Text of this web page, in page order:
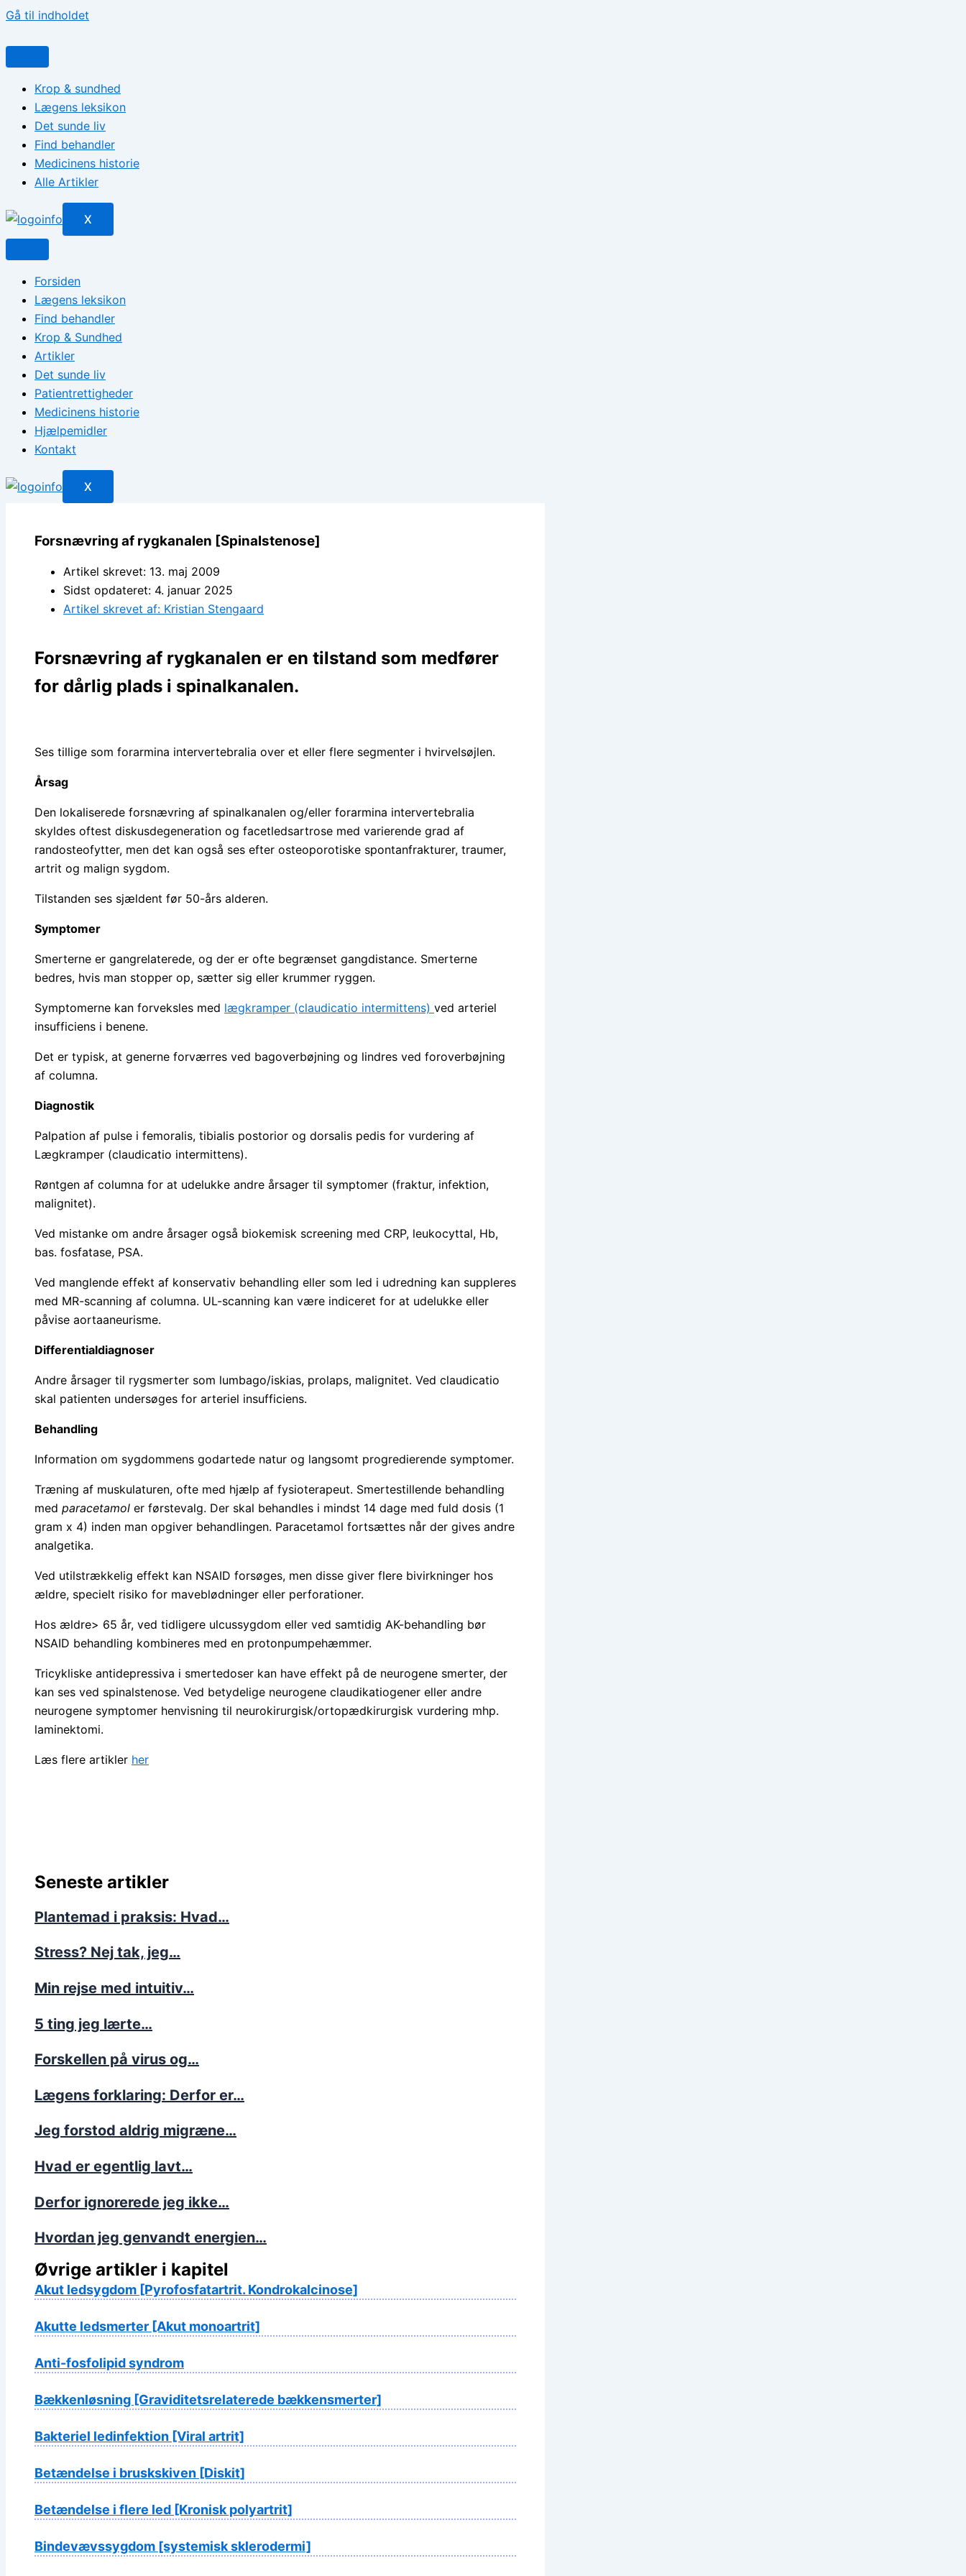
Gå til indholdet
Krop & sundhed
Lægens leksikon
Det sunde liv
Find behandler
Medicinens historie
Alle Artikler
X
Forsiden
Lægens leksikon
Find behandler
Krop & Sundhed
Artikler
Det sunde liv
Patientrettigheder
Medicinens historie
Hjælpemidler
Kontakt
X
Forsnævring af rygkanalen [Spinalstenose]
Artikel skrevet: 13. maj 2009
Sidst opdateret: 4. januar 2025
Artikel skrevet af: Kristian Stengaard
Forsnævring af rygkanalen er en tilstand som medfører
for dårlig plads i spinalkanalen.
Ses tillige som forarmina intervertebralia over et eller flere segmenter i hvirvelsøjlen.
Årsag
Den lokaliserede forsnævring af spinalkanalen og/eller forarmina intervertebralia
skyldes oftest diskusdegeneration og facetledsartrose med varierende grad af
randosteofytter, men det kan også ses efter osteoporotiske spontanfrakturer, traumer,
artrit og malign sygdom.
Tilstanden ses sjældent før 50-års alderen.
Symptomer
Smerterne er gangrelaterede, og der er ofte begrænset gangdistance. Smerterne
bedres, hvis man stopper op, sætter sig eller krummer ryggen.
Symptomerne kan forveksles med lægkramper (claudicatio intermittens) ved arteriel
insufficiens i benene.
Det er typisk, at generne forværres ved bagoverbøjning og lindres ved foroverbøjning
af columna.
Diagnostik
Palpation af pulse i femoralis, tibialis postorior og dorsalis pedis for vurdering af
Lægkramper (claudicatio intermittens).
Røntgen af columna for at udelukke andre årsager til symptomer (fraktur, infektion,
malignitet).
Ved mistanke om andre årsager også biokemisk screening med CRP, leukocyttal, Hb,
bas. fosfatase, PSA.
Ved manglende effekt af konservativ behandling eller som led i udredning kan suppleres
med MR-scanning af columna. UL-scanning kan være indiceret for at udelukke eller
påvise aortaaneurisme.
Differentialdiagnoser
Andre årsager til rygsmerter som lumbago/iskias, prolaps, malignitet. Ved claudicatio
skal patienten undersøges for arteriel insufficiens.
Behandling
Information om sygdommens godartede natur og langsomt progredierende symptomer.
Træning af muskulaturen, ofte med hjælp af fysioterapeut. Smertestillende behandling
med paracetamol er førstevalg. Der skal behandles i mindst 14 dage med fuld dosis (1
gram x 4) inden man opgiver behandlingen. Paracetamol fortsættes når der gives andre
analgetika.
Ved utilstrækkelig effekt kan NSAID forsøges, men disse giver flere bivirkninger hos
ældre, specielt risiko for maveblødninger eller perforationer.
Hos ældre> 65 år, ved tidligere ulcussygdom eller ved samtidig AK-behandling bør
NSAID behandling kombineres med en protonpumpehæmmer.
Tricykliske antidepressiva i smertedoser kan have effekt på de neurogene smerter, der
kan ses ved spinalstenose. Ved betydelige neurogene claudikatiogener eller andre
neurogene symptomer henvisning til neurokirurgisk/ortopædkirurgisk vurdering mhp.
laminektomi.
Læs flere artikler her
Seneste artikler
Plantemad i praksis: Hvad…
Stress? Nej tak, jeg…
Min rejse med intuitiv…
5 ting jeg lærte…
Forskellen på virus og…
Lægens forklaring: Derfor er…
Jeg forstod aldrig migræne…
Hvad er egentlig lavt…
Derfor ignorerede jeg ikke…
Hvordan jeg genvandt energien…
Øvrige artikler i kapitel
Akut ledsygdom [Pyrofosfatartrit. Kondrokalcinose]
Akutte ledsmerter [Akut monoartrit]
Anti-fosfolipid syndrom
Bækkenløsning [Graviditetsrelaterede bækkensmerter]
Bakteriel ledinfektion [Viral artrit]
Betændelse i bruskskiven [Diskit]
Betændelse i flere led [Kronisk polyartrit]
Bindevævssygdom [systemisk sklerodermi]